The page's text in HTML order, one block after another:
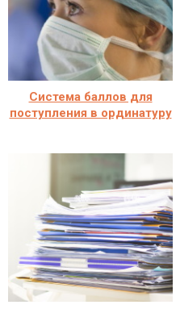
Система баллов для
поступления в ординатуру